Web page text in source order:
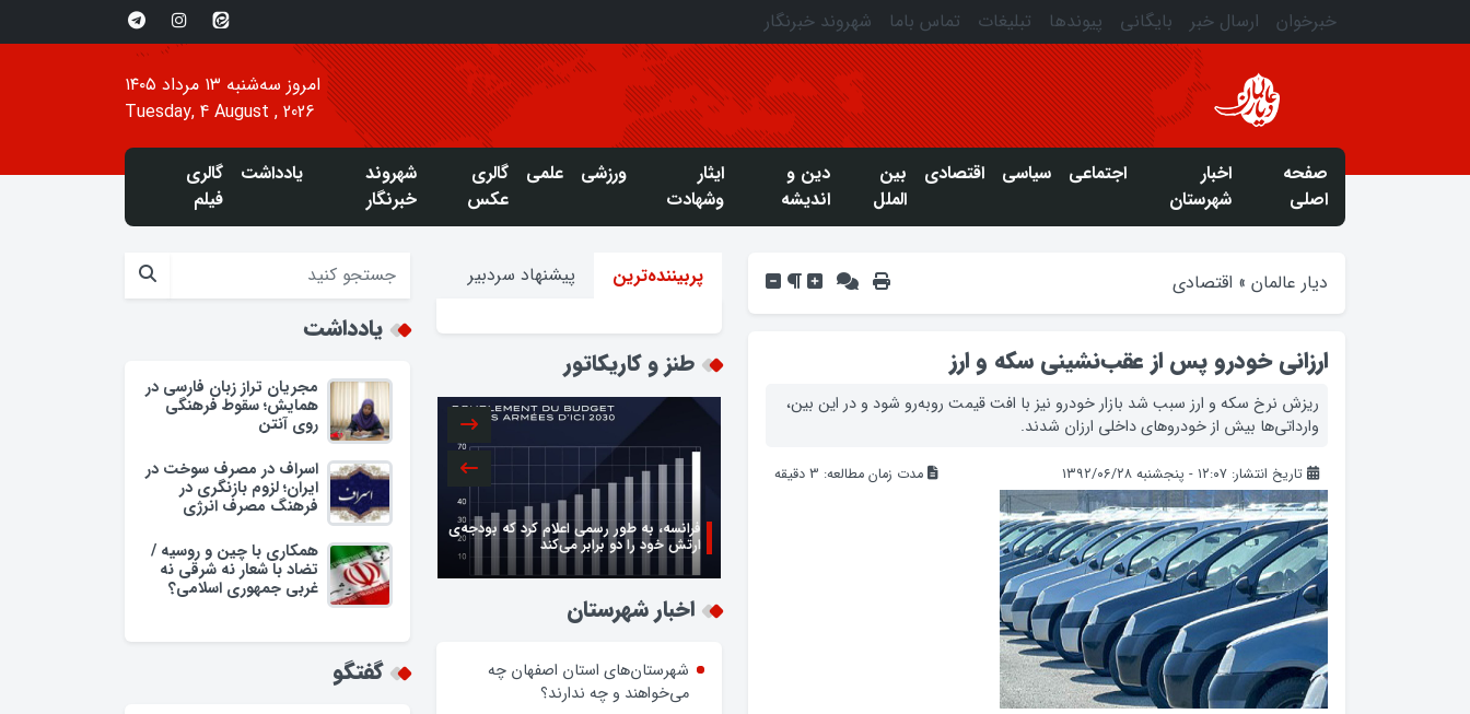
خبرخوان ارسال خبر بایگانی پیوندها تبلیغات تماس باما شهروند خبرنگار
امروز سه‌شنبه ۱۳ مرداد ۱۴۰۵
Tuesday, 4 August , 2026
صفحه
اصلی
اخبار
شهرستان
اجتماعی سیاسی اقتصادی
بین
الملل
دین و
اندیشه
ایثار
وشهادت
ورزشی علمی
گالری
عکس
شهروند
خبرنگار
یادداشت
گالری
فیلم
دیار عالمان » اقتصادی
ارزانی خودرو پس از عقب‌نشینی سکه و ارز
ریزش نرخ سکه و ارز سبب شد بازار خودرو نیز با افت قیمت روبه‌رو شود و در این بین،
وارداتی‌ها بیش از خودروهای داخلی ارزان شدند.
تاریخ انتشار: ۱۲:۰۷ - پنجشنبه ۱۳۹۲/۰۶/۲۸ مدت زمان مطالعه: 3 دقیقه
پربیننده‌ترین پیشنهاد سردبیر
طنز و کاریکاتور
فرانسه، به طور رسمی اعلام کرد که بودجه‌ی
ارتش خود را دو برابر می‌کند
زن اگر خوب باشه یه زندگی حالش خوبه/
روز زن مبارک
اخبار شهرستان
یادداشت
مجریان تراز زبان فارسی در
همایش؛ سقوط فرهنگی
روی آنتن
اسراف در مصرف سوخت در
ایران؛ لزوم بازنگری در
فرهنگ مصرف انرژی
همکاری با چین و روسیه /
تضاد با شعار نه شرقی نه
غربی جمهوری اسلامی؟
گفتگو